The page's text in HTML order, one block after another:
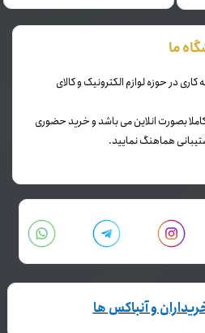
ما
سابقه کاری در حوزه لوازم الکترونیک و کالای
1399 - فروشگاه کاملا بصورت انلاین می باشد و خرید حضوری
هماهنگ نمایید.
و آنباکس ها